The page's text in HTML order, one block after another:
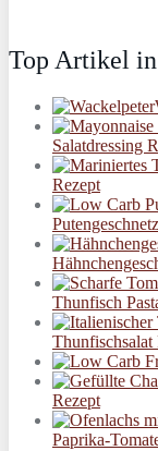
Top Artikel
Salatdressing
Rezept
Thunfisch
Thunfischsalat
Rezept
Paprika-